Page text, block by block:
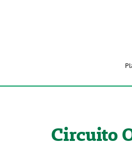
Circuito